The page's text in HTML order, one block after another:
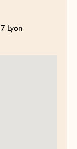
Lyon